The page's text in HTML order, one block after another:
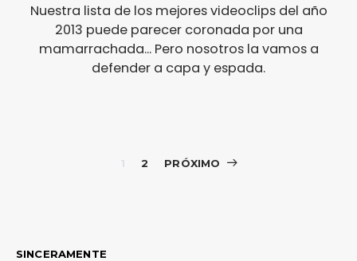
Nuestra lista de los mejores videoclips del año
2013 puede parecer coronada por una
mamarrachada... Pero nosotros la vamos a
defender a capa y espada.
Paginación
1 2 PRÓXIMO
SINCERAMENTE